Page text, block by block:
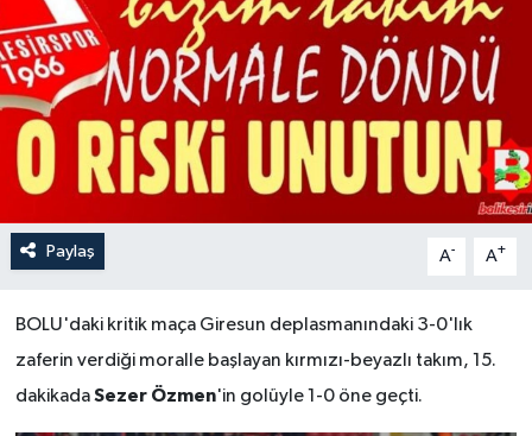
Paylaş A- A+
BOLU'daki kritik maça Giresun deplasmanındaki 3-0'lık
zaferin verdiği moralle başlayan kırmızı-beyazlı takım, 15.
dakikadaSezer Özmen'in golüyle 1-0 öne geçti.